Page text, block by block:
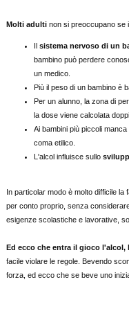
Molti adulti non si preoccupano se
Il sistema nervoso di un
bambino può perdere
un medico.
Più il peso di un bambino è
Per un alunno, la zona di
la dose viene calcolata
Ai bambini più piccoli
coma etilico.
L'alcol influisce sullo
In particolar modo è molto difficile la
per conto proprio, senza
esigenze scolastiche e lavorative,
Ed ecco che entra il gioco l'alcol,
facile violare le regole. Bevendo
forza, ed ecco che se beve uno